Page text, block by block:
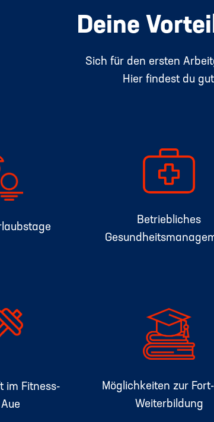
Deine
Sich für den ersten
Hier findest du
Betriebliches
im Fitness-
Möglichkeiten zur
Weiterbildung